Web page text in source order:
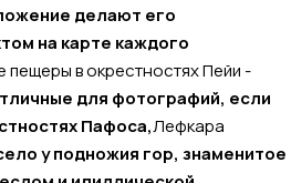
делают его
на карте каждого
пещеры в окрестностях Пейи -
для фотографий, если
Пафоса,Лефкара
у подножия гор, знаменитое